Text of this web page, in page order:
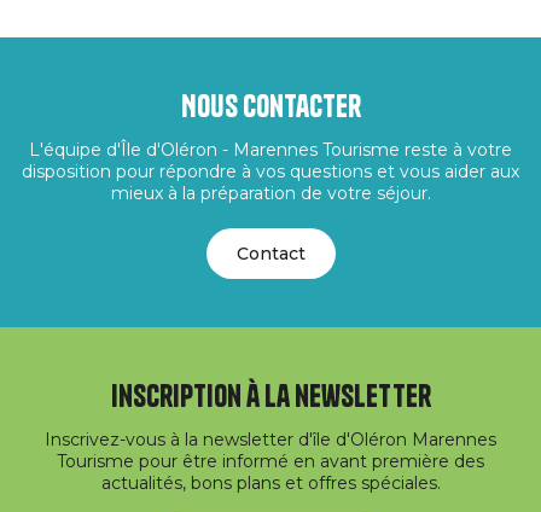
Nous contacter
L'équipe d'Île d'Oléron - Marennes Tourisme reste à votre
disposition pour répondre à vos questions et vous aider aux
mieux à la préparation de votre séjour.
Contact
Inscription à la newsletter
Inscrivez-vous à la newsletter d'île d'Oléron Marennes
Tourisme pour être informé en avant première des
actualités, bons plans et offres spéciales.